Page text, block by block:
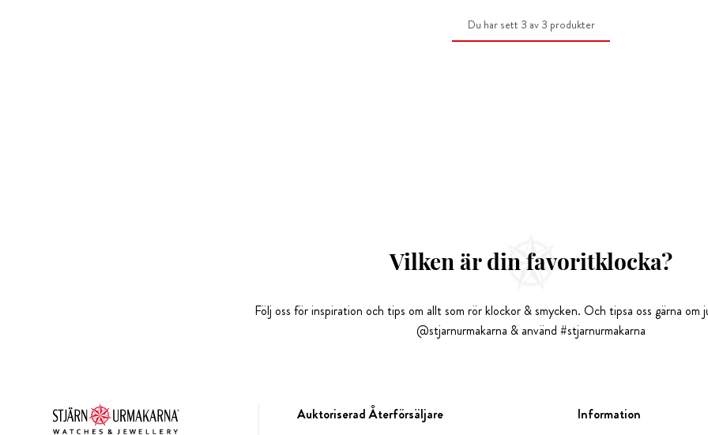
Du har sett 3 av 3 produkter
Vilken är din favoritklocka?
Följ oss för inspiration och tips om allt som rör klockor & smycken. Och tipsa oss gärna om
@stjarnurmakarna & använd #stjarnurmakarna
Auktoriserad Återförsäljare Information